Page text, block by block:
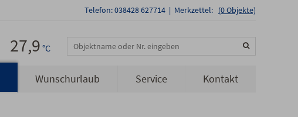
Merkzettel: (0Objekte)
Telefon: 038428 627714 |
27,9 °C
Wunschurlaub Service Kontakt
Objektname oder Nr. eingeben